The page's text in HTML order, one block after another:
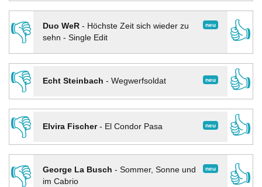
👎
neu
Duo WeR- Höchste Zeit sich wieder zu
sehn - Single Edit
👍
👎
neu
Echt Steinbach - Wegwerfsoldat
👍
👎
neu
Elvira Fischer- El Condor Pasa
👍
👎
neu
George La Busch - Sommer, Sonne und
im Cabrio
👍